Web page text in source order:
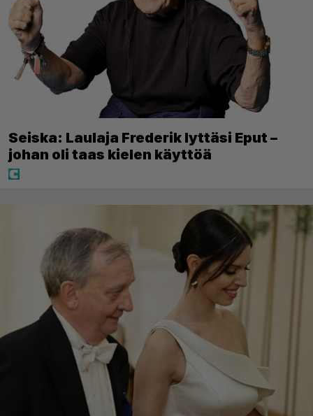
Seiska: Laulaja Frederik lyttäsi Eput –
johan oli taas kielen käyttöä